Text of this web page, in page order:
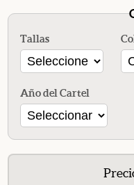
Tallas
Año del Cartel